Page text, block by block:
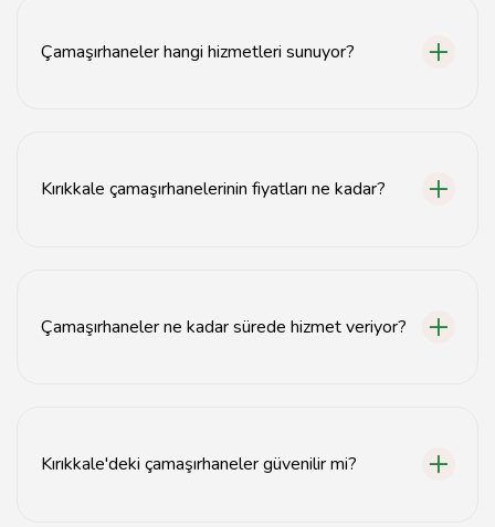
Çamaşırhaneler hangi hizmetleri sunuyor?
Kırıkkale çamaşırhanelerinin fiyatları ne kadar?
Çamaşırhaneler ne kadar sürede hizmet veriyor?
Kırıkkale'deki çamaşırhaneler güvenilir mi?